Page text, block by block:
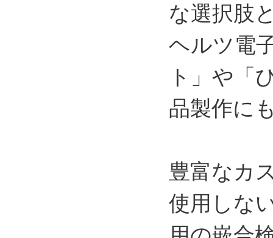
な選択肢
ヘルツ電
ト」や「
品製作に
豊富なカ
使用しな